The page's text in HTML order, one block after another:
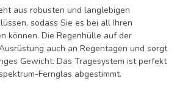
aus robusten und langlebigen
sodass Sie es bei all Ihren
können. Die Regenhülle auf der
auch an Regentagen und sorgt
Gewicht. Das Tragesystem ist perfekt
Fernglas abgestimmt.